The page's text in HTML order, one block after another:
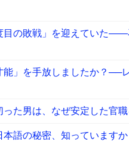
目の敗戦」を迎えていた
能」を手放しましたか？──
った男は、なぜ安定した官
本語の秘密、知っていますか